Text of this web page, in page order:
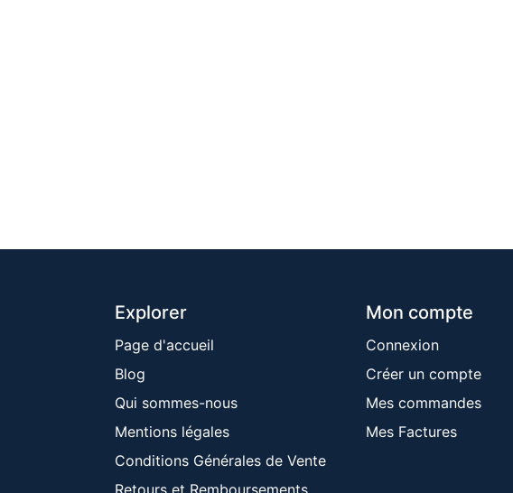
Explorer
Page d'accueil
Blog
Qui sommes-nous
Mentions ​légales
Conditions Générales de Vente
Mon compte
Connexion
Créer un compte
Mes commandes
Mes Factures